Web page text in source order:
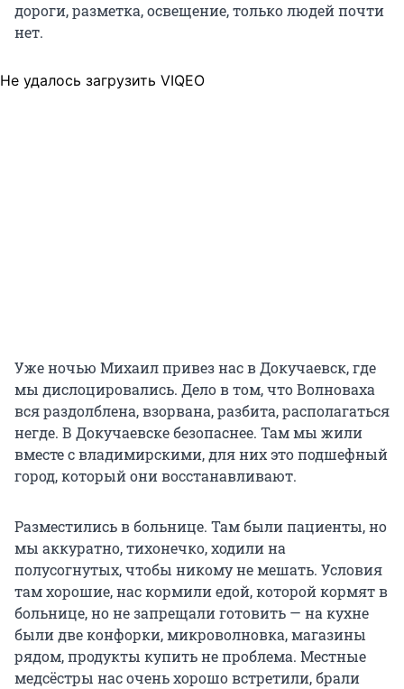
дороги, разметка, освещение, только людей почти
нет.
Не удалось загрузить VIQEO
Уже ночью Михаил привез нас в Докучаевск, где
мы дислоцировались. Дело в том, что Волноваха
вся раздолблена, взорвана, разбита, располагаться
негде. В Докучаевске безопаснее. Там мы жили
вместе с владимирскими, для них это подшефный
город, который они восстанавливают.
Разместились в больнице. Там были пациенты, но
мы аккуратно, тихонечко, ходили на
полусогнутых, чтобы никому не мешать. Условия
там хорошие, нас кормили едой, которой кормят в
больнице, но не запрещали готовить — на кухне
были две конфорки, микроволновка, магазины
рядом, продукты купить не проблема. Местные
медсёстры нас очень хорошо встретили, брали